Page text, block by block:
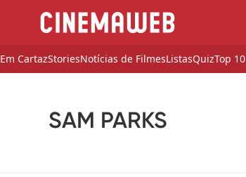
Em CartazStoriesNotícias de FilmesListasQuizTop 10
SAM PARKS